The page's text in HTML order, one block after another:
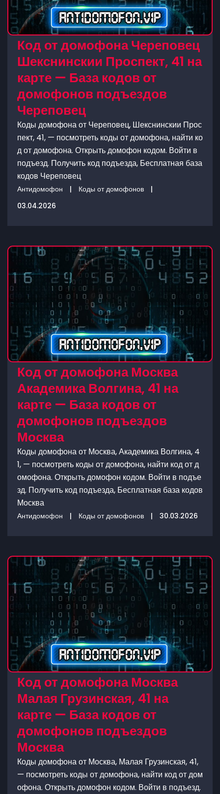
Код от домофона Череповец
Шекснинскии Проспект, 41 на
карте — База кодов от
домофонов подъездов
Череповец
Коды домофона от Череповец, Шекснинскии Прос
пект, 41, — посмотреть коды от домофона, найти ко
д от домофона. Открыть домофон кодом. Войти в
подъезд. Получить код подъезда, Бесплатная база
кодов Череповец
Антидомофон | Коды от домофонов
|
03.04.2026
Код от домофона Москва
Академика Волгина, 41 на
карте — База кодов от
домофонов подъездов
Москва
Коды домофона от Москва, Академика Волгина, 4
1, — посмотреть коды от домофона, найти код от д
омофона. Открыть домофон кодом. Войти в подъе
зд. Получить код подъезда, Бесплатная база кодов
Москва
Антидомофон | Коды от домофонов | 30.03.2026
Код от домофона Москва
Малая Грузинская, 41 на
карте — База кодов от
домофонов подъездов
Москва
Коды домофона от Москва, Малая Грузинская, 41,
— посмотреть коды от домофона, найти код от дом
офона. Открыть домофон кодом. Войти в подъезд.